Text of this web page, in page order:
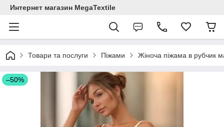
Интернет магазин MegaTextile
Товари та послуги Піжами Жіноча піжама в рубчик
–50%